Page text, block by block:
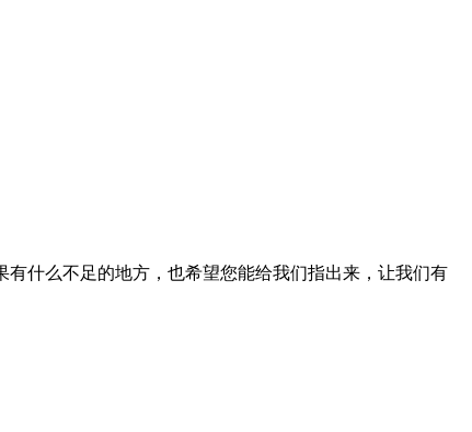
什么不足的地方，也希望您能给我们指出来，让我们有